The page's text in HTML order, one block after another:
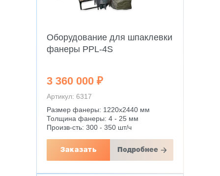
Оборудование для шпаклевки
фанеры PPL-4S
3 360 000 ₽
Артикул: 6317
Размер фанеры: 1220х2440 мм
Толщина фанеры: 4 - 25 мм
Произв-сть: 300 - 350 шт/ч
Заказать Подробнее